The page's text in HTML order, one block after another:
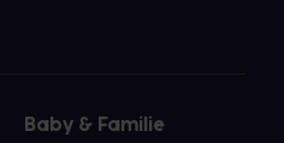
Baby & Familie